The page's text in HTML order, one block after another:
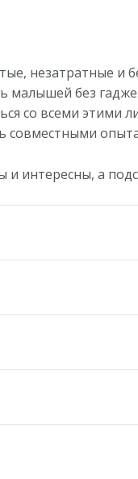
незатратные и
малышей без
со всеми этими
совместными
интересны, а